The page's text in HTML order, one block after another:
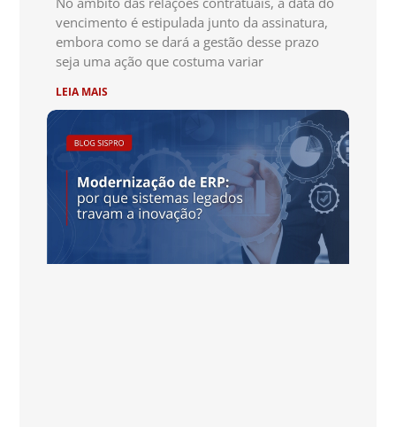
vencimento é estipulada junto da assinatura,
embora como se dará a gestão desse prazo
seja uma ação que costuma variar
LEIA MAIS